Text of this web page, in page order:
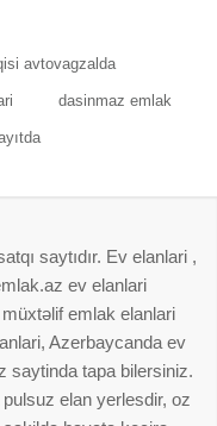
avtovagzalda
dasinmaz emlak
saytıdır. Ev elanlari ,
ev elanlari
emlak elanlari
Azerbaycanda ev
saytinda tapa bilersiniz.
elan yerlesdir, oz